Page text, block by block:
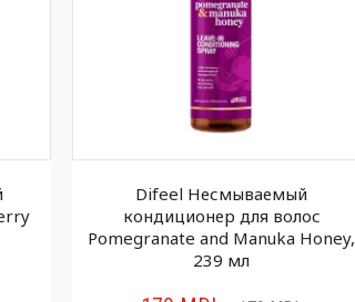
Difeel Несмываемый
кондиционер для волос
Pomegranate and Manuka Honey,
239 мл